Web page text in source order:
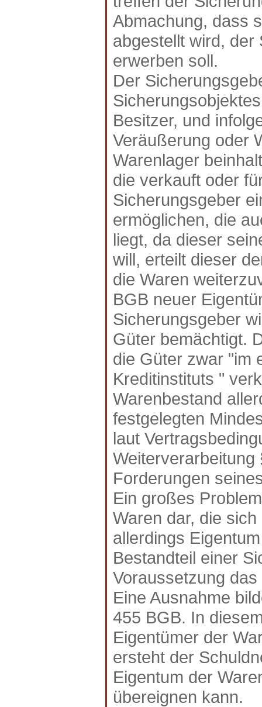
Abmachung, dass
abgestellt wird, der
erwerben soll.
Der
Besitzer, und
Veräußerung oder
Warenlager
die verkauft oder
Sicherungsgeber
ermöglichen, die
liegt, da dieser
will, erteilt dieser
die Waren
BGB neuer
Sicherungsgeber
Güter bemächtigt.
die Güter zwar "im
Kreditinstituts "
Warenbestand
festgelegten
laut
Weiterverarbeitung
Forderungen
Ein großes
Waren dar, die
allerdings
Bestandteil einer
Voraussetzung
Eine Ausnahme
455 BGB. In
Eigentümer der
ersteht der
Eigentum der
übereignen kann.